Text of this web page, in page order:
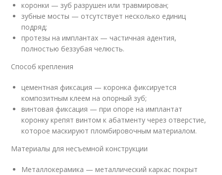
коронки — зуб разрушен или травмирован;
зубные мосты — отсутствует несколько единиц
подряд;
протезы на имплантах — частичная адентия,
полностью беззубая челюсть.
Способ крепления
цементная фиксация — коронка фиксируется
композитным клеем на опорный зуб;
винтовая фиксация — при опоре на имплантат
коронку крепят винтом к абатменту через отверстие,
которое маскируют пломбировочным материалом.
Материалы для несъемной конструкции
Металлокерамика — металлический каркас покрыт